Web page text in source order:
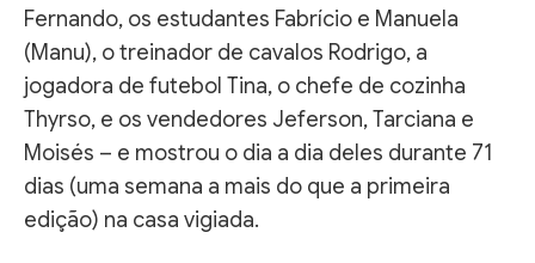
Fernando, os estudantes Fabrício e Manuela
(Manu), o treinador de cavalos Rodrigo, a
jogadora de futebol Tina, o chefe de cozinha
Thyrso, e os vendedores Jeferson, Tarciana e
Moisés – e mostrou o dia a dia deles durante 71
dias (uma semana a mais do que a primeira
edição) na casa vigiada.